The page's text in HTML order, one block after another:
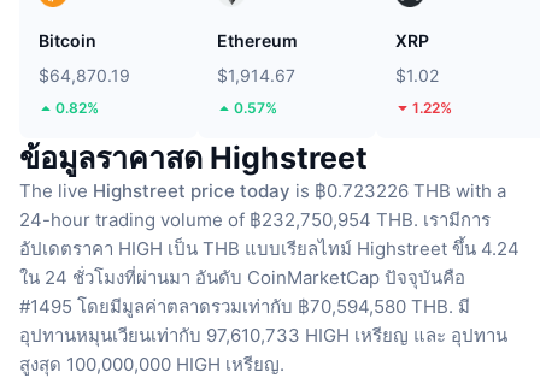
Bitcoin
$64,870.19
0.82%
Ethereum
$1,914.67
0.57%
XRP
$1.02
1.22%
ข้อมูลราคาสด Highstreet
The live Highstreet price today is ฿0.723226 THB with a
24-hour trading volume of ฿232,750,954 THB. เรามีการ
อัปเดตราคา HIGH เป็น THB แบบเรียลไทม์ Highstreet ขึ้น 4.24
ใน 24 ชั่วโมงที่ผ่านมา อันดับ CoinMarketCap ปัจจุบันคือ
#1495 โดยมีมูลค่าตลาดรวมเท่ากับ ฿70,594,580 THB. มี
อุปทานหมุนเวียนเท่ากับ 97,610,733 HIGH เหรียญ และ อุปทาน
สูงสุด 100,000,000 HIGH เหรียญ.